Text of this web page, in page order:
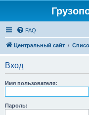
FAQ
Центральный сайт
Вход
Имя пользователя:
Пароль: